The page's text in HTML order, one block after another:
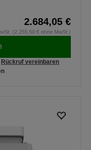
2.684,05 €
(2.255,50 € ohne MwSt.)
Rückruf vereinbaren